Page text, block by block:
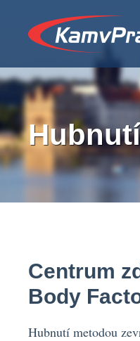
Hubnutí
Centrum
Body
Hubnutí metodou